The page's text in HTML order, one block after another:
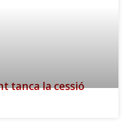
tanca la cessió